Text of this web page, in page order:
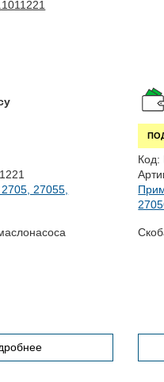
27055,
Код: